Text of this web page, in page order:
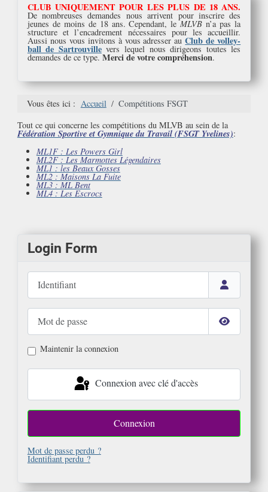
CLUB UNIQUEMENT POUR LES PLUS DE 18 ANS.
De nombreuses demandes nous arrivent pour inscrire des
jeunes de moins de 18 ans. Cependant, leMLVB n’a pas la
structure et l’encadrement nécessaires pour les accueillir.
Aussi nous vous invitons à vous adresser au Club de volley-
ball de Sartrouville vers lequel nous dirigeons toutes les
demandes de ce type. Merci de votre compréhension.
Vous êtes ici : Accueil
Compétitions FSGT
Tout ce qui concerne les compétitions du MLVB au sein de la
Fédération Sportive et Gymnique du Travail (FSGT Yvelines):
ML1F : Les Powers Girl
ML2F : Les Marmottes Légendaires
ML1 : les Beaux Gosses
ML2 : Maisons La Fuite
ML3 : ML Bent
ML4 : Les Escrocs
Login Form
Identifiant
Mot de passe
Afficher le
Maintenir la connexion
Connexion avec clé d'accès
Connexion
Mot de passe perdu ?
Identifiant perdu ?